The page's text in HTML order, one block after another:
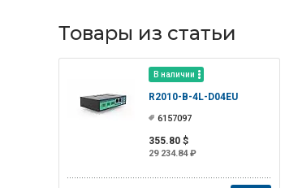
Товары из статьи
В наличии
R2010-B-4L-D04EU
6157097
355.80 $
29 234.84 ₽